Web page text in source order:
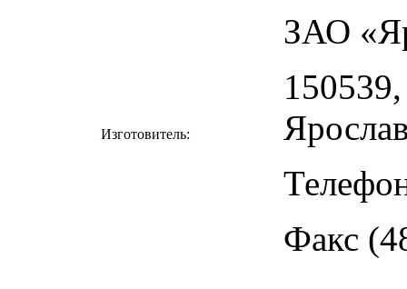
Изготовитель:
ЗАО
Факс